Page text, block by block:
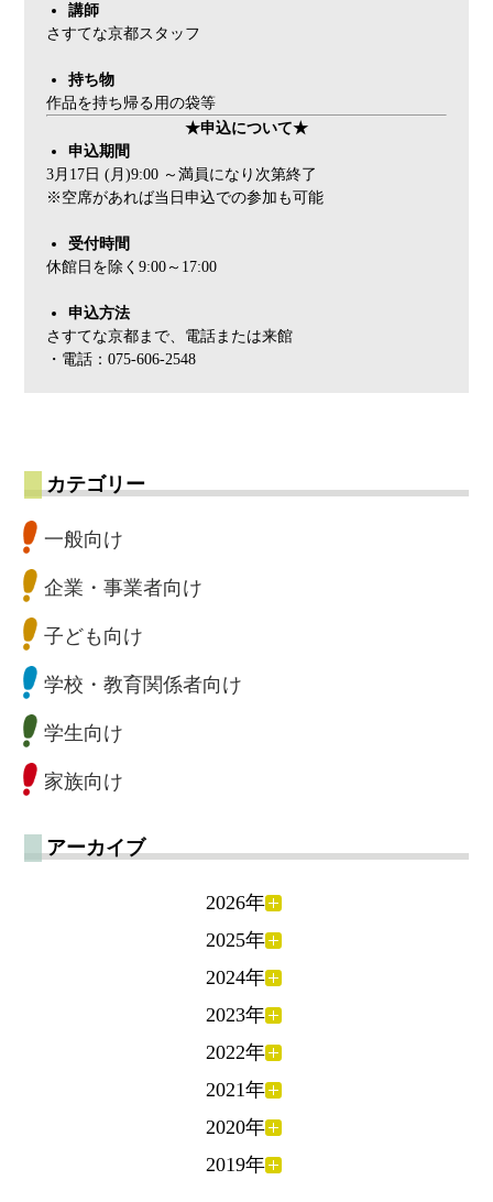
講師
さすてな京都スタッフ
持ち物
作品を持ち帰る用の袋等
★申込について★
申込期間
3月17日 (月)9:00 ～満員になり次第終了
※空席があれば当日申込での参加も可能
受付時間
休館日を除く9:00～17:00
申込方法
さすてな京都まで、電話または来館
・電話：075-606-2548
カテゴリー
一般向け
企業・事業者向け
子ども向け
学校・教育関係者向け
学生向け
家族向け
アーカイブ
2026年
2025年
2024年
2023年
2022年
2021年
2020年
2019年